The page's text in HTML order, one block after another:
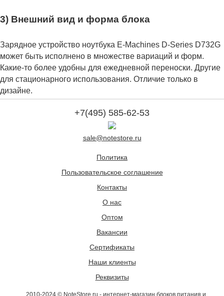
3) Внешний вид и форма блока
Зарядное устройство ноутбука E-Machines D-Series D732G
может быть исполнено в множестве вариаций и форм.
Какие-то более удобны для ежедневной переноски. Другие
для стационарного использования. Отличие только в
дизайне.
+7(495) 585-62-53
sale@notestore.ru
Политика
Пользовательское соглашение
Контакты
О нас
Оптом
Вакансии
Сертификаты
Наши клиенты
Реквизиты
2010-2024 © NoteStore.ru - интернет-магазин блоков питания и